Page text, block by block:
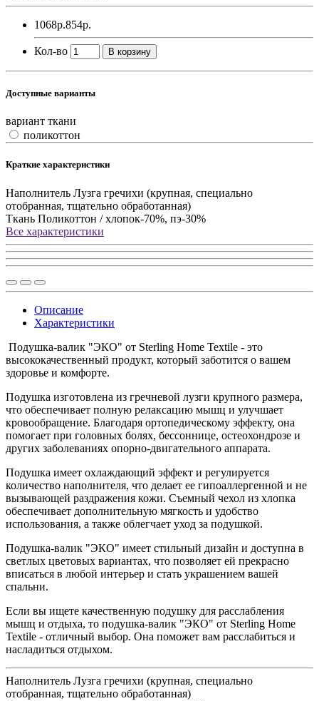
1068р.854р.
Кол-во В корзину
Доступные варианты
вариант ткани
поликоттон
Краткие характеристики
Наполнитель Лузга гречихи (крупная, специально
отобранная, тщательно обработанная)
Ткань Поликоттон / хлопок-70%, пэ-30%
Все характеристики
Описание
Характеристики
Подушка-валик "ЭКО" от Sterling Home Textile - это
высококачественный продукт, который заботится о вашем
здоровье и комфорте.
Подушка изготовлена из гречневой лузги крупного размера,
что обеспечивает полную релаксацию мышц и улучшает
кровообращение. Благодаря ортопедическому эффекту, она
помогает при головных болях, бессоннице, остеохондрозе и
других заболеваниях опорно-двигательного аппарата.
Подушка имеет охлаждающий эффект и регулируется
количество наполнителя, что делает ее гипоаллергенной и не
вызывающей раздражения кожи. Съемный чехол из хлопка
обеспечивает дополнительную мягкость и удобство
использования, а также облегчает уход за подушкой.
Подушка-валик "ЭКО" имеет стильный дизайн и доступна в
светлых цветовых вариантах, что позволяет ей прекрасно
вписаться в любой интерьер и стать украшением вашей
спальни.
Если вы ищете качественную подушку для расслабления
мышц и отдыха, то подушка-валик "ЭКО" от Sterling Home
Textile - отличный выбор. Она поможет вам расслабиться и
насладиться отдыхом.
Наполнитель Лузга гречихи (крупная, специально
отобранная, тщательно обработанная)